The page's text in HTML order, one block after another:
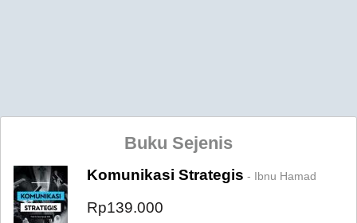
Buku Sejenis
Komunikasi Strategis - Ibnu Hamad
Rp139.000